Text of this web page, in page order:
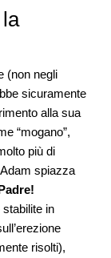
(non negli
sicuramente
alla sua
“mogano”,
più di
spiazza
stabilite in
risolti),